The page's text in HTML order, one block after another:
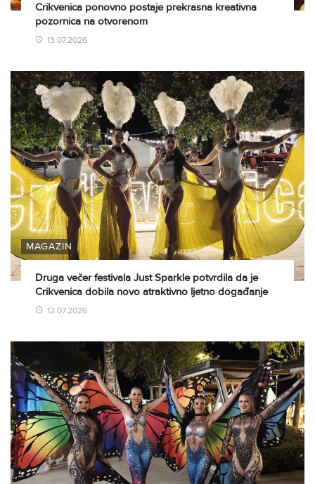
Crikvenica ponovno postaje prekrasna kreativna
pozornica na otvorenom
13.07.2026
MAGAZIN
Druga večer festivala Just Sparkle potvrdila da je
Crikvenica dobila novo atraktivno ljetno događanje
12.07.2026